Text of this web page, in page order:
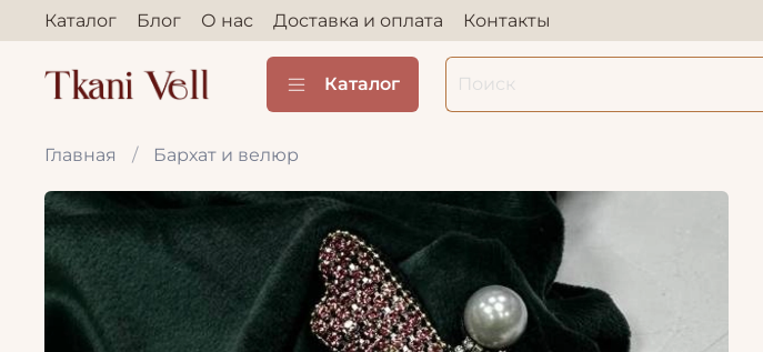
Каталог Блог О нас Доставка и оплата Контакты
Каталог
Главная Бархат и велюр